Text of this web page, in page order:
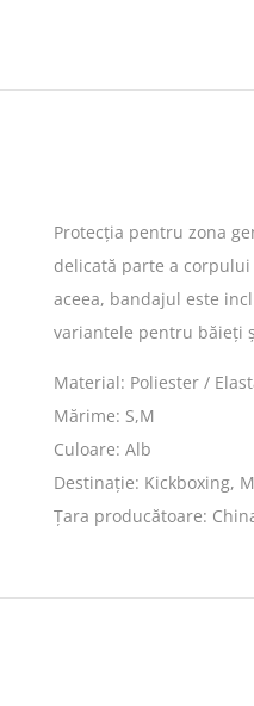
Protecția pentru zona
delicată parte a
aceea, bandajul este
variantele pentru băieți
Material: Poliester /
Mărime: S,M
Culoare: Alb
Destinație: Kickboxing,
Țara producătoare: